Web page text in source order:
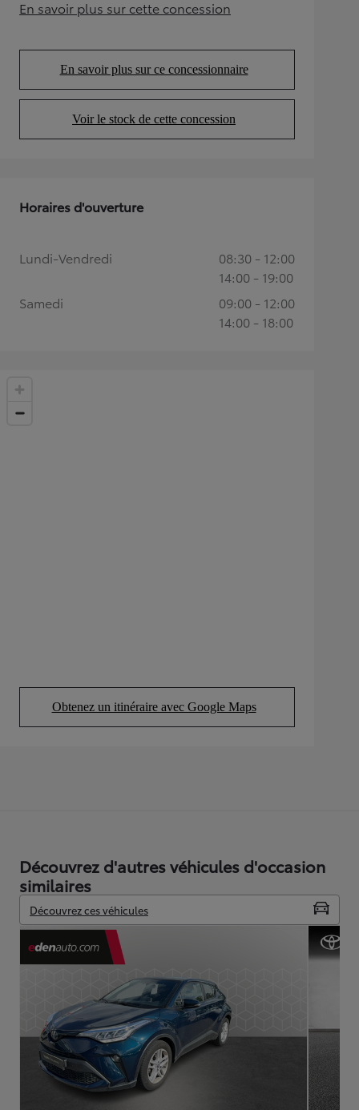
En savoir plus sur cette concession
(Opens in new tab)
En savoir plus sur ce concessionnaire
(Opens in new tab)
Voir le stock de cette concession
(Opens in new tab)
Obtenez un itinéraire avec Google Maps
(Opens in new tab)
Horaires d'ouverture
Lundi-Vendredi
08:30 - 12:00
14:00 - 19:00
Samedi
09:00 - 12:00
14:00 - 18:00
Découvrez d'autres véhicules d'occasion
similaires
Découvrez ces véhicules